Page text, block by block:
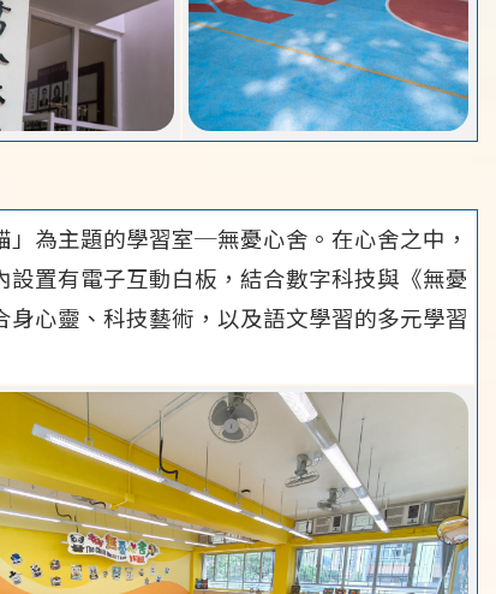
為主題的學習室─無憂心舍。在心舍之中，
置有電子互動白板，結合數字科技與《無憂
心靈、科技藝術，以及語文學習的多元學習